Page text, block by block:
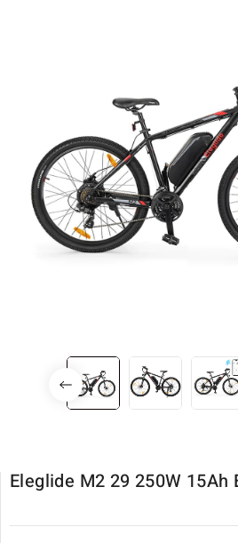
Eleglide M2 29 250W